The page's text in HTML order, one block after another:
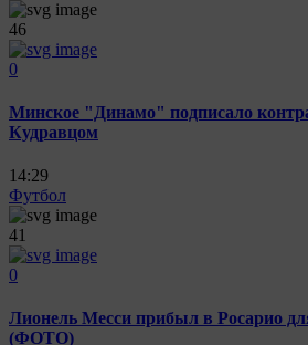
46
0
Минское "Динамо" подписало
Кудравцом
14:29
Футбол
41
0
Лионель Месси прибыл в Росарио
(ФОТО)